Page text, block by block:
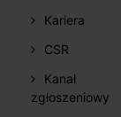
Kariera
CSR
Kanał
zgłoszeniowy